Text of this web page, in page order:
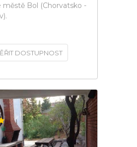
městě Bol (Chorvatsko -
DOSTUPNOST